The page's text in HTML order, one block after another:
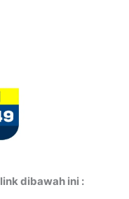
dibawah ini :